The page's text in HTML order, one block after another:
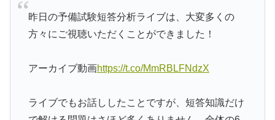
昨日の予備試験短答分析ライブは、大変多くの
方々にご視聴いただくことができました！
アーカイブ動画https://t.co/MmRBLFNdzX
ライブでもお話ししたことですが、短答知識だけ